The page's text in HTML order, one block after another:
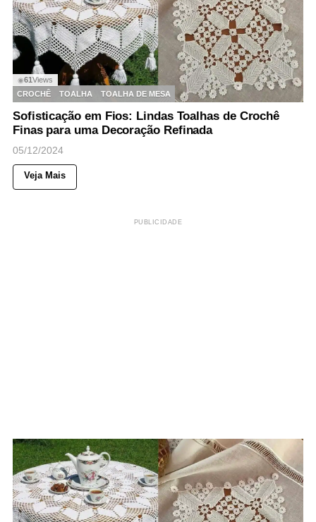
◉61 Views
CROCHÊ
TOALHA TOALHA DE MESA
Sofisticação em Fios: Lindas Toalhas de Crochê
Finas para uma Decoração Refinada
05/12/2024
Veja Mais
PUBLICIDADE